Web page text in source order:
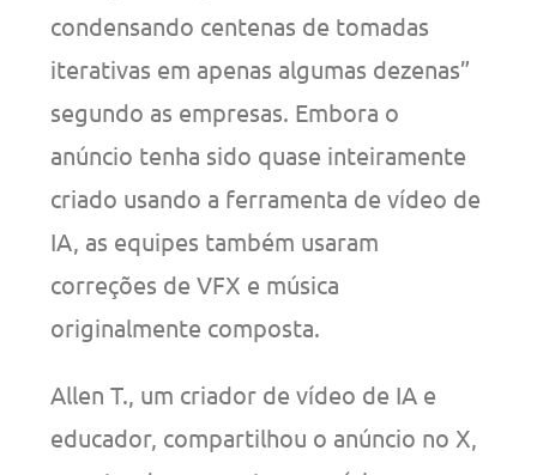
condensando centenas de tomadas
iterativas em apenas algumas dezenas”
segundo as empresas. Embora o
anúncio tenha sido quase inteiramente
criado usando a ferramenta de vídeo de
IA, as equipes também usaram
correções de VFX e música
originalmente composta.
Allen T., um criador de vídeo de IA e
educador, compartilhou o anúncio no X,